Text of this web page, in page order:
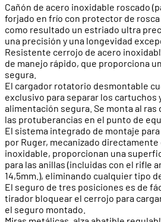
Cañón de acero inoxidable roscado
forjado en frío con protector de
como resultado un estriado ultra
una precisión y una longevidad
Resistente cerrojo de acero
de manejo rápido, que proporciona
segura.
El cargador rotatorio desmontable
exclusivo para separar los cartuchos
alimentación segura. Se monta al ras
las protuberancias en el punto de
El sistema integrado de montaje
por Ruger, mecanizado directamente
inoxidable, proporcionan una
para las anillas (incluidas con el rifle
14,5mm.), eliminando cualquier tipo
El seguro de tres posiciones es de
tirador bloquear el cerrojo para
el seguro montado.